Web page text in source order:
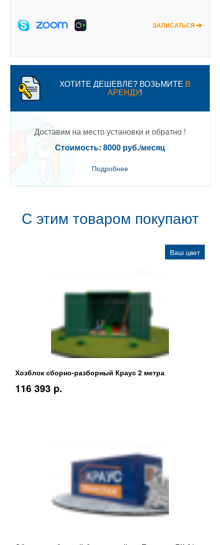
ЗАПИСАТЬСЯ
ХОТИТЕ ДЕШЕВЛЕ? ВОЗЬМИТЕ В
АРЕНДУ!
Доставим на место установки и обратно !
Стоимость: 8000 руб./месяц
Подробнее
С этим товаром покупают
Ваш цвет
Хозблок сборно-разборный Краус 2 метра
116 393 p.